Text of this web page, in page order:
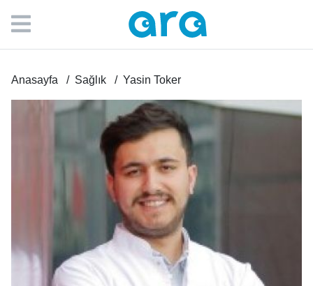
Anasayfa Sağlık Yasin Toker